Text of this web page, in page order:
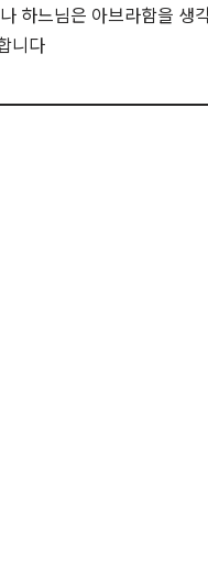
하느님은 아브라함을
니다